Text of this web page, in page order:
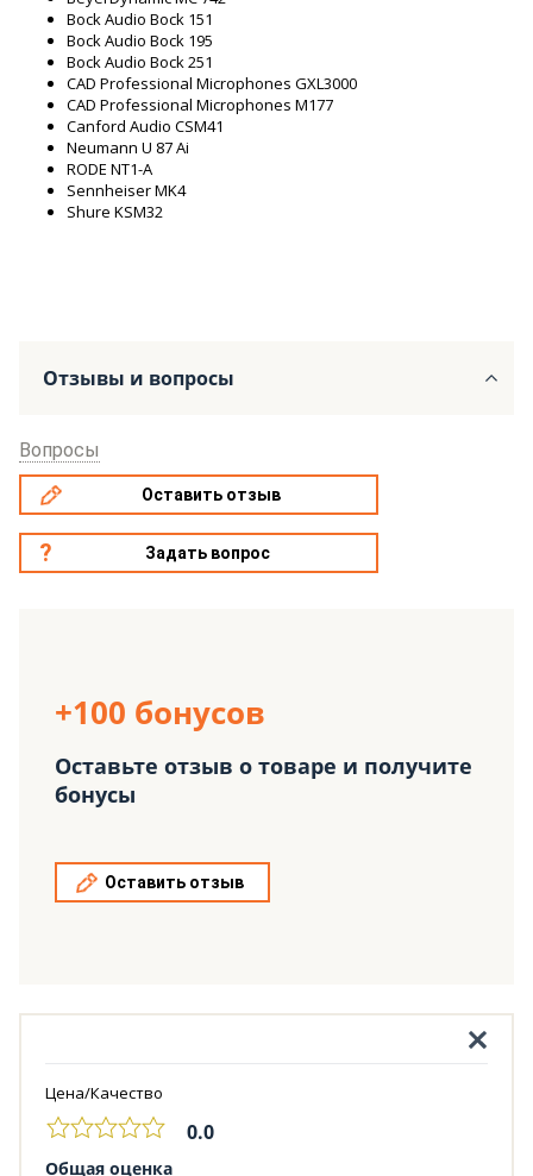
Bock Audio Bock 151
Bock Audio Bock 195
Bock Audio Bock 251
CAD Professional Microphones GXL3000
CAD Professional Microphones M177
Canford Audio CSM41
Neumann U 87 Ai
RODE NT1-A
Sennheiser MK4
Shure KSM32
Отзывы и вопросы
Вопросы
Оставить отзыв
Задать вопрос
+100 бонусов
Оставьте отзыв о товаре и получите
бонусы
Оставить отзыв
Цена/Качество
0.0
Общая оценка